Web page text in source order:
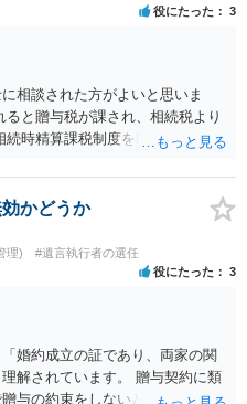
役にたった 3
相談された方がよいと思いま
と贈与税が課され、相続税より
時精算課税制度を取れば、実質
か計算してもらって どういう方
ます。
かどうか
理) #遺言執行者の選任
役にたった 3
婚約成立の証であり、両家の関
解されています。 贈与契約に類
与の約束をしないと相手方は支